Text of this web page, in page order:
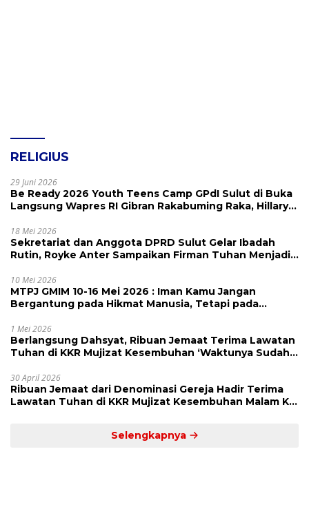
RELIGIUS
29 Juni 2026
Be Ready 2026 Youth Teens Camp GPdI Sulut di Buka
Langsung Wapres RI Gibran Rakabuming Raka, Hillary
18 Mei 2026
Sekretariat dan Anggota DPRD Sulut Gelar Ibadah
Rutin, Royke Anter Sampaikan Firman Tuhan Menjadi
10 Mei 2026
MTPJ GMIM 10-16 Mei 2026 : Iman Kamu Jangan
Bergantung pada Hikmat Manusia, Tetapi pada
1 Mei 2026
Berlangsung Dahsyat, Ribuan Jemaat Terima Lawatan
Tuhan di KKR Mujizat Kesembuhan ‘Waktunya Sudah
30 April 2026
Ribuan Jemaat dari Denominasi Gereja Hadir Terima
Lawatan Tuhan di KKR Mujizat Kesembuhan Malam Ke
Selengkapnya